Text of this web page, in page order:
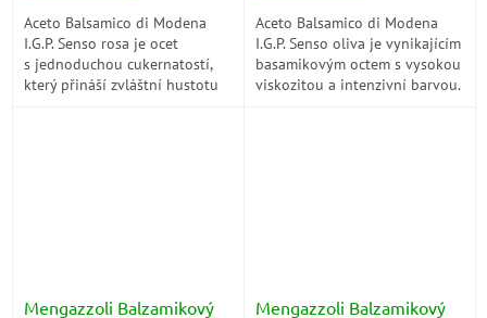
Aceto Balsamico di Modena
I.G.P. Senso rosa je ocet
s jednoduchou cukernatostí,
který přináší zvláštní hustotu
Aceto Balsamico di Modena
I.G.P. Senso oliva je vynikajícím
basamikovým octem s vysokou
viskozitou a intenzivní barvou.
Mengazzoli Balzamikový
Mengazzoli Balzamikový